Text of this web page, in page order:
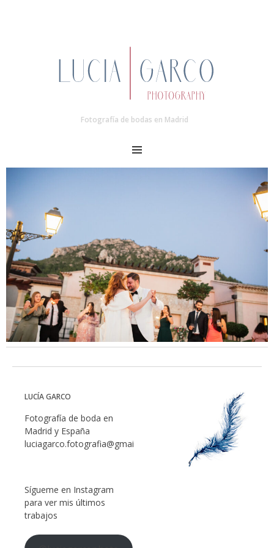
Fotografía de bodas en Madrid
MENU
LUCÍA GARCO
Fotografía de boda en
Madrid y España
luciagarco.fotografia@gmail.com
Sígueme en Instagram
para ver mis últimos
trabajos